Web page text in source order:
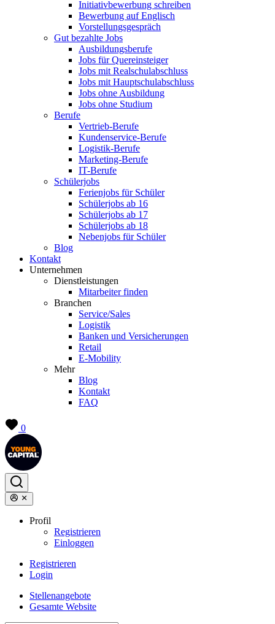
Initiativbewerbung schreiben
Bewerbung auf Englisch
Vorstellungsgespräch
Gut bezahlte Jobs
Ausbildungsberufe
Jobs für Quereinsteiger
Jobs mit Realschulabschluss
Jobs mit Hauptschulabschluss
Jobs ohne Ausbildung
Jobs ohne Studium
Berufe
Vertrieb-Berufe
Kundenservice-Berufe
Logistik-Berufe
Marketing-Berufe
IT-Berufe
Schülerjobs
Ferienjobs für Schüler
Schülerjobs ab 16
Schülerjobs ab 17
Schülerjobs ab 18
Nebenjobs für Schüler
Blog
Kontakt
Unternehmen
Dienstleistungen
Mitarbeiter finden
Branchen
Service/Sales
Logistik
Banken und Versicherungen
Retail
E-Mobility
Mehr
Blog
Kontakt
FAQ
0
Profil
Registrieren
Einloggen
Registrieren
Login
Stellenangebote
Gesamte Website